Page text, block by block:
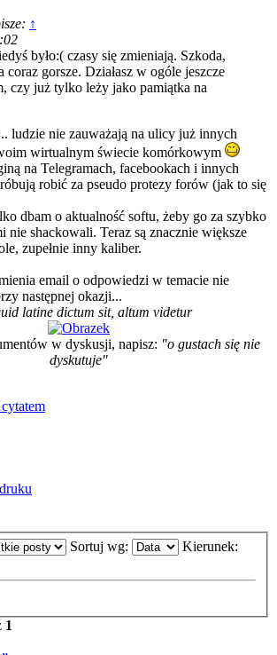
↑
było:( czasy się zmieniają. Szkoda,
coraz gorsze. Działasz w ogóle jeszcze
czy już tylko leży jako pamiątka na
ludzie nie zauważają na ulicy już innych
wirtualnym świecie komórkowym
na Telegramach, facebookach i innych
robić za pseudo protezy forów (jak to się
dbam o aktualność softu, żeby go za szybko
nie shackowali. Teraz są znacznie większe
zupełnie inny kaliber.
email o odpowiedzi w temacie nie
następnej okazji...
latine dictum sit, altum videtur
w dyskusji, napisz: "o gustach się nie
dyskutuje"
Sortuj wg: Kierunek:
1